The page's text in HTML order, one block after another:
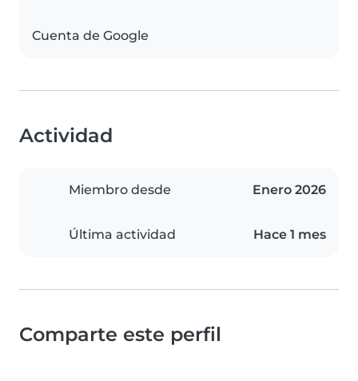
Cuenta de Google
Actividad
Miembro desde Enero 2026
Última actividad Hace 1 mes
Comparte este perfil